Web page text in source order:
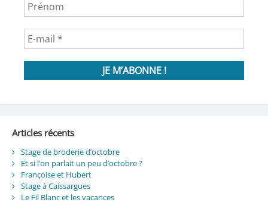
Articles récents
Stage de broderie d’octobre
Et si l’on parlait un peu d’octobre ?
Françoise et Hubert
Stage à Caissargues
Le Fil Blanc et les vacances